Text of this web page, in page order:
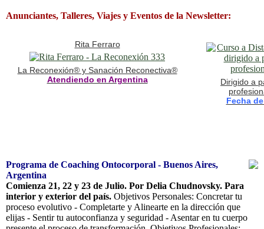
Anunciantes, Talleres, Viajes y Eventos de la Newsletter:
Rita Ferraro
La Reconexión® y Sanación Reconectiva®
Atendiendo en Argentina
Dirigido a
Fecha
Programa de Coaching Ontocorporal - Buenos Aires,
Argentina
Comienza 21, 22 y 23 de Julio. Por Delia Chudnovsky. Para
interior y exterior del país. Objetivos Personales: Concretar tu
proceso evolutivo - Completarte y Alinearte en la dirección que
elijas - Sentir tu autoconfianza y seguridad - Asentar en tu cuerpo